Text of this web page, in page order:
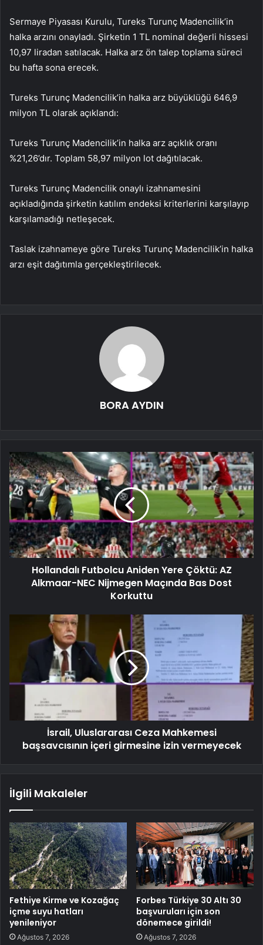
Sermaye Piyasası Kurulu, Tureks Turunç Madencilik’in
halka arzını onayladı. Şirketin 1 TL nominal değerli hissesi
10,97 liradan satılacak. Halka arz ön talep toplama süreci
bu hafta sona erecek.
Tureks Turunç Madencilik’in halka arz büyüklüğü 646,9
milyon TL olarak açıklandı:
Tureks Turunç Madencilik’in halka arz açıklık oranı
%21,26’dır. Toplam 58,97 milyon lot dağıtılacak.
Tureks Turunç Madencilik onaylı izahnamesini
açıkladığında şirketin katılım endeksi kriterlerini karşılayıp
karşılamadığı netleşecek.
Taslak izahnameye göre Tureks Turunç Madencilik’in halka
arzı eşit dağıtımla gerçekleştirilecek.
BORA AYDIN
Hollandalı Futbolcu Aniden Yere Çöktü: AZ
Alkmaar-NEC Nijmegen Maçında Bas Dost
Korkuttu
İsrail, Uluslararası Ceza Mahkemesi
başsavcısının içeri girmesine izin vermeyecek
İlgili Makaleler
Fethiye Kirme ve Kozağaç
içme suyu hatları
yenileniyor
Ağustos 7, 2026
Forbes Türkiye 30 Altı 30
başvuruları için son
dönemece girildi!
Ağustos 7, 2026